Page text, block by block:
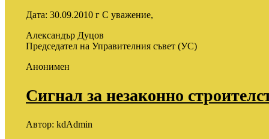
Дата: 30.09.2010 г С уважение,
Александър Дуцов
Председател на Управителния съвет (УС)
Анонимен
Сигнал за незаконно
Автор: kdAdmin